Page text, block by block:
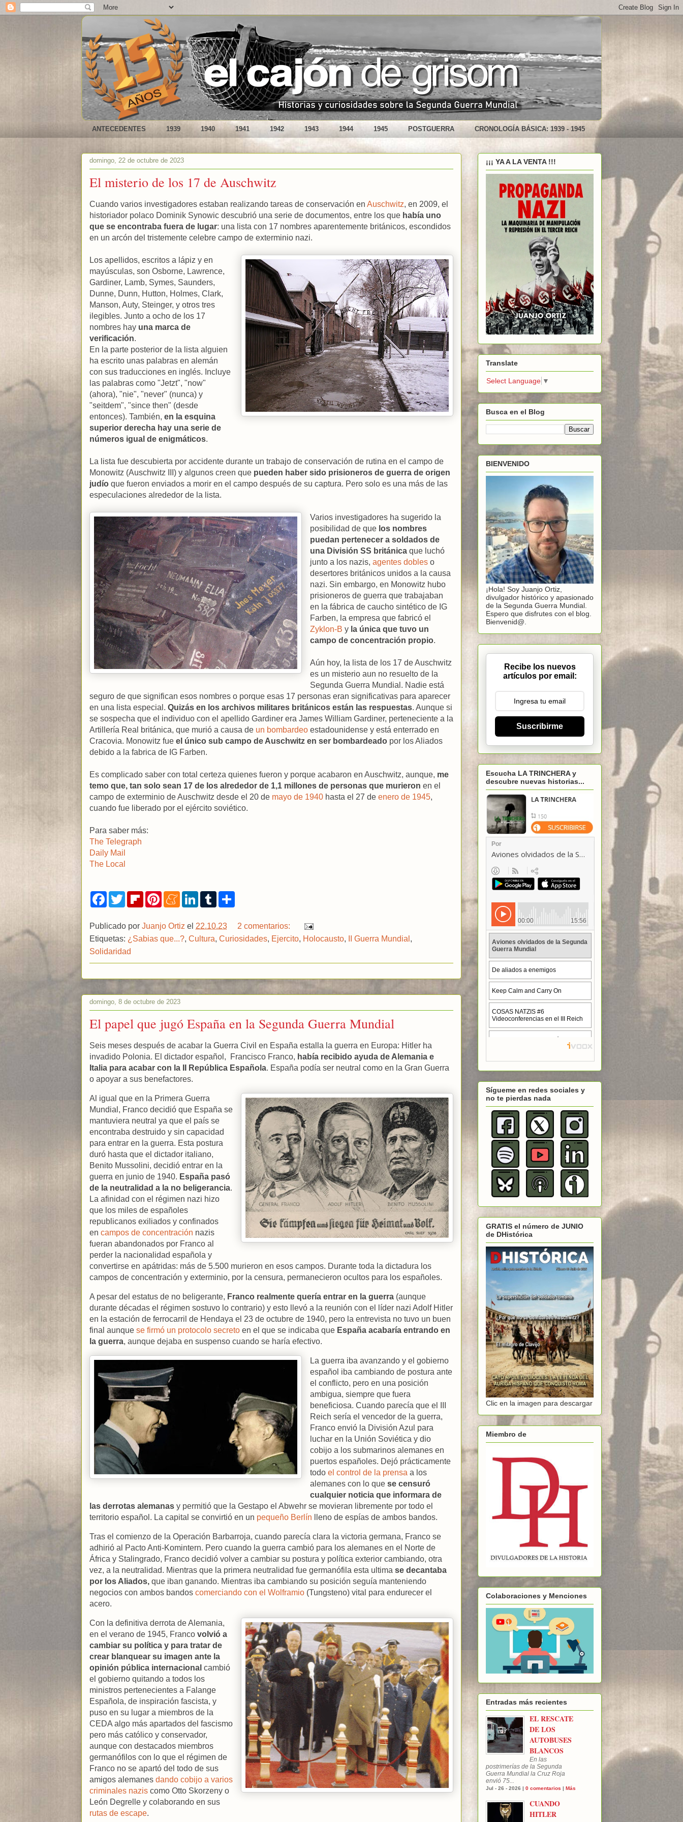
ANTECEDENTES 1939 1940 1941 1942 1943 1944 1945 POSTGUERRA CRONOLOGÍA BÁSICA: 1939 - 1945
domingo, 22 de octubre de 2023
El misterio de los 17 de Auschwitz
Cuando varios investigadores estaban realizando tareas de conservación en Auschwitz, en 2009, el
historiador polaco Dominik Synowic descubrió una serie de documentos, entre los que había uno
que se encontraba fuera de lugar: una lista con 17 nombres aparentemente británicos, escondidos
en un arcón del tristemente celebre campo de exterminio nazi.
Los apellidos, escritos a lápiz y en
mayúsculas, son Osborne, Lawrence,
Gardiner, Lamb, Symes, Saunders,
Dunne, Dunn, Hutton, Holmes, Clark,
Manson, Auty, Steinger, y otros tres
ilegibles. Junto a ocho de los 17
nombres hay una marca de
verificación.
En la parte posterior de la lista alguien
ha escrito unas palabras en alemán
con sus traducciones en inglés. Incluye
las palabras como "Jetzt", "now"
(ahora), "nie", "never" (nunca) y
"seitdem", "since then" (desde
entonces). También, en la esquina
superior derecha hay una serie de
números igual de enigmáticos.
La lista fue descubierta por accidente durante un trabajo de conservación de rutina en el campo de
Monowitz (Auschwitz III) y algunos creen que pueden haber sido prisioneros de guerra de origen
judío que fueron enviados a morir en el campo después de su captura. Pero solo es una más de las
especulaciones alrededor de la lista.
Varios investigadores ha sugerido la
posibilidad de que los nombres
puedan pertenecer a soldados de
una División SS británica que luchó
junto a los nazis, agentes dobles o
desertores británicos unidos a la causa
nazi. Sin embargo, en Monowitz hubo
prisioneros de guerra que trabajaban
en la fábrica de caucho sintético de IG
Farben, la empresa que fabricó el
Zyklon-B y la única que tuvo un
campo de concentración propio.
Aún hoy, la lista de los 17 de Auschwitz
es un misterio aun no resuelto de la
Segunda Guerra Mundial. Nadie está
seguro de que significan esos nombres o porque esas 17 personas eran significativas para aparecer
en una lista especial. Quizás en los archivos militares británicos están las respuestas. Aunque si
se sospecha que el individuo con el apellido Gardiner era James William Gardiner, perteneciente a la
Artillería Real británica, que murió a causa de un bombardeo estadounidense y está enterrado en
Cracovia. Monowitz fue el único sub campo de Auschwitz en ser bombardeado por los Aliados
debido a la fabrica de IG Farben.
Es complicado saber con total certeza quienes fueron y porque acabaron en Auschwitz, aunque, me
temo que, tan solo sean 17 de los alrededor de 1,1 millones de personas que murieron en el
campo de exterminio de Auschwitz desde el 20 de mayo de 1940 hasta el 27 de enero de 1945,
cuando fue liberado por el ejército soviético.
Para saber más:
The Telegraph
Daily Mail
The Local
F
a
b
o
o
k
T
w
t
F
b
o
a
P
e
r
e
M
a
m
e
L
e
d
I
T
l
e
Publicado por Juanjo Ortiz el 22.10.23
2 comentarios:
Etiquetas: ¿Sabias que...?, Cultura, Curiosidades, Ejercito, Holocausto, II Guerra Mundial ,
Solidaridad
domingo, 8 de octubre de 2023
El papel que jugó España en la Segunda Guerra Mundial
Seis meses después de acabar la Guerra Civil en España estalla la guerra en Europa: Hitler ha
invadido Polonia. El dictador español, Francisco Franco, había recibido ayuda de Alemania e
Italia para acabar con la II República Española. España podía ser neutral como en la Gran Guerra
o apoyar a sus benefactores.
Al igual que en la Primera Guerra
Mundial, Franco decidió que España se
mantuviera neutral ya que el país se
encontraba destruido y sin capacidad
para entrar en la guerra. Esta postura
duró hasta que el dictador italiano,
Benito Mussolini, decidió entrar en la
guerra en junio de 1940. España pasó
de la neutralidad a la no beligerancia.
La afinidad con el régimen nazi hizo
que los miles de españoles
republicanos exiliados y confinados
en campos de concentración nazis
fueran abandonados por Franco al
perder la nacionalidad española y
convertirse en apátridas: más de 5.500 murieron en esos campos. Durante toda la dictadura los
campos de concentración y exterminio, por la censura, permanecieron ocultos para los españoles.
A pesar del estatus de no beligerante, Franco realmente quería entrar en la guerra (aunque
durante décadas el régimen sostuvo lo contrario) y esto llevó a la reunión con el líder nazi Adolf Hitler
en la estación de ferrocarril de Hendaya el 23 de octubre de 1940, pero la entrevista no tuvo un buen
final aunque se firmó un protocolo secreto en el que se indicaba que España acabaría entrando en
la guerra, aunque dejaba en suspenso cuando se haría efectivo.
La guerra iba avanzando y el gobierno
español iba cambiando de postura ante
el conflicto, pero en una posición
ambigua, siempre que fuera
beneficiosa. Cuando parecía que el III
Reich sería el vencedor de la guerra,
Franco envió la División Azul para
luchar en la Unión Soviética y dio
cobijo a los submarinos alemanes en
puertos españoles. Dejó prácticamente
todo el control de la prensa a los
alemanes con lo que se censuró
cualquier noticia que informara de
las derrotas alemanas y permitió que la Gestapo el Abwehr se movieran libremente por todo el
territorio español. La capital se convirtió en un pequeño Berlín lleno de espías de ambos bandos.
Tras el comienzo de la Operación Barbarroja, cuando parecía clara la victoria germana, Franco se
adhirió al Pacto Anti-Komintern. Pero cuando la guerra cambió para los alemanes en el Norte de
África y Stalingrado, Franco decidió volver a cambiar su postura y política exterior cambiando, otra
vez, a la neutralidad. Mientras que la primera neutralidad fue germanófila esta ultima se decantaba
por los Aliados, que iban ganando. Mientras iba cambiando su posición seguía manteniendo
negocios con ambos bandos comerciando con el Wolframio (Tungsteno) vital para endurecer el
acero.
Con la definitiva derrota de Alemania,
en el verano de 1945, Franco volvió a
cambiar su política y para tratar de
crear blanquear su imagen ante la
opinión pública internacional cambió
el gobierno quitando a todos los
ministros pertenecientes a Falange
Española, de inspiración fascista, y
puso en su lugar a miembros de la
CEDA algo más apartados del fascismo
pero más católico y conservador,
aunque con destacados miembros
germanófilos con lo que el régimen de
Franco no se apartó del todo de sus
amigos alemanes dando cobijo a varios
criminales nazis como Otto Skorzeny o
León Degrelle y colaborando en sus
rutas de escape.
¡¡¡ YA A LA VENTA !!!
Translate
Select Language ▼
Busca en el Blog
BIENVENIDO
¡Hola! Soy Juanjo Ortiz,
divulgador histórico y apasionado
de la Segunda Guerra Mundial.
Espero que disfrutes con el blog.
Bienvenid@.
Recibe los nuevos
artículos por email:
Suscribirme
Escucha LA TRINCHERA y
descubre nuevas historias...
Sígueme en redes sociales y
no te pierdas nada
GRATIS el número de JUNIO
de DHistórica
Clic en la imagen para descargar
Miembro de
Colaboraciones y Menciones
Entradas más recientes
EL RESCATE
DE LOS
AUTOBUSES
BLANCOS
En las
postrimerías de la Segunda
Guerra Mundial la Cruz Roja
envió 75...
Jul - 26 - 2026 | 0 comentarios | Más
CUANDO
HITLER